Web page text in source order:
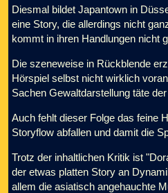
Diesmal bildet Japantown in
eine Story, die allerdings nicht
kommt in ihren Handlungen nicht
Die szeneweise in Rückblende
Hörspiel selbst nicht wirklich
Sachen Gewaltdarstellung täte
Auch fehlt dieser Folge das feine
Storyflow abfallen und damit die
Trotz der inhaltlichen Kritik ist
der etwas platten Story an
allem die asiatisch angehauchte